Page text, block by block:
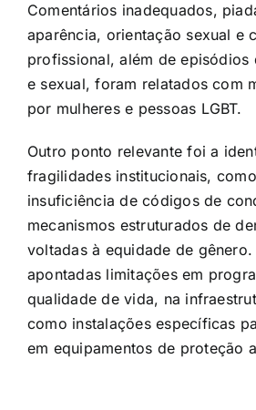
Comentários inadequados,
aparência, orientação sexual e
profissional, além de episódios
e sexual, foram relatados com
por mulheres e pessoas LGBT.
Outro ponto relevante foi a
fragilidades institucionais,
insuficiência de códigos de
mecanismos estruturados de
voltadas à equidade de
apontadas limitações em
qualidade de vida, na
como instalações específicas
em equipamentos de proteção